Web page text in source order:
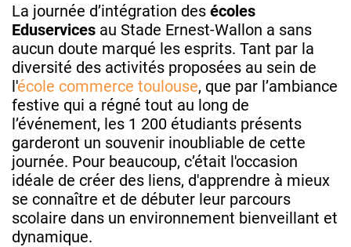
La journée d’intégration des écoles
Eduservices au Stade Ernest-Wallon a sans
aucun doute marqué les esprits. Tant par la
diversité des activités proposées au sein de
l'école commerce toulouse, que par l’ambiance
festive qui a régné tout au long de
l’événement, les 1 200 étudiants présents
garderont un souvenir inoubliable de cette
journée. Pour beaucoup, c’était l'occasion
idéale de créer des liens, d'apprendre à mieux
se connaître et de débuter leur parcours
scolaire dans un environnement bienveillant et
dynamique.